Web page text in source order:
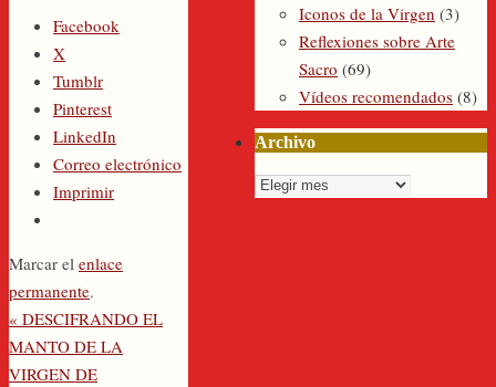
Facebook
X
Tumblr
Pinterest
LinkedIn
Correo electrónico
Imprimir
Marcar el enlace
permanente.
« DESCIFRANDO EL
MANTO DE LA
VIRGEN DE
Iconos de la Virgen (3)
Reflexiones sobre Arte
Sacro (69)
Vídeos recomendados (8)
Archivo
Archivo